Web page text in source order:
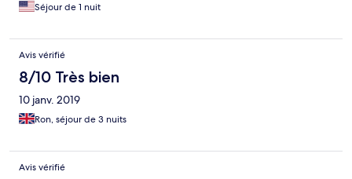
Séjour de 1 nuit
Avis vérifié
8/10 Très bien
10 janv. 2019
Ron, séjour de 3 nuits
Avis vérifié